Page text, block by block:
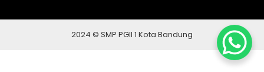
2024 © SMP PGII 1 Kota Bandung